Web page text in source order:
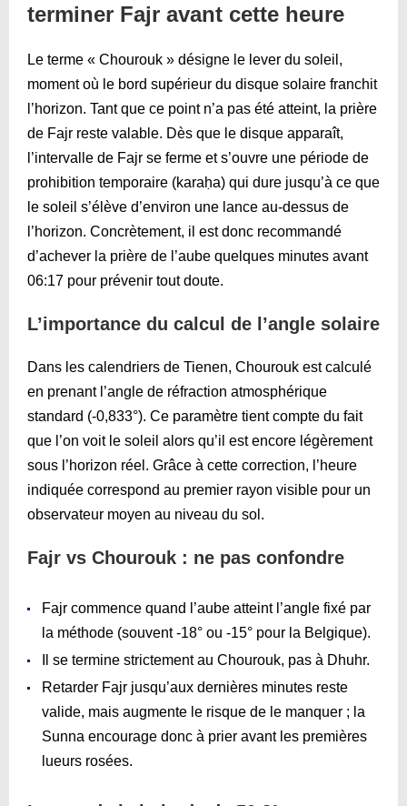
terminer Fajr avant cette heure
Le terme « Chourouk » désigne le lever du soleil,
moment où le bord supérieur du disque solaire franchit
l’horizon. Tant que ce point n’a pas été atteint, la prière
de Fajr reste valable. Dès que le disque apparaît,
l’intervalle de Fajr se ferme et s’ouvre une période de
prohibition temporaire (karaḥa) qui dure jusqu’à ce que
le soleil s’élève d’environ une lance au-dessus de
l’horizon. Concrètement, il est donc recommandé
d’achever la prière de l’aube quelques minutes avant
06:17 pour prévenir tout doute.
L’importance du calcul de l’angle solaire
Dans les calendriers de Tienen, Chourouk est calculé
en prenant l’angle de réfraction atmosphérique
standard (-0,833°). Ce paramètre tient compte du fait
que l’on voit le soleil alors qu’il est encore légèrement
sous l’horizon réel. Grâce à cette correction, l’heure
indiquée correspond au premier rayon visible pour un
observateur moyen au niveau du sol.
Fajr vs Chourouk : ne pas confondre
Fajr commence quand l’aube atteint l’angle fixé par
la méthode (souvent ‑18° ou ‑15° pour la Belgique).
Il se termine strictement au Chourouk, pas à Dhuhr.
Retarder Fajr jusqu’aux dernières minutes reste
valide, mais augmente le risque de le manquer ; la
Sunna encourage donc à prier avant les premières
lueurs rosées.